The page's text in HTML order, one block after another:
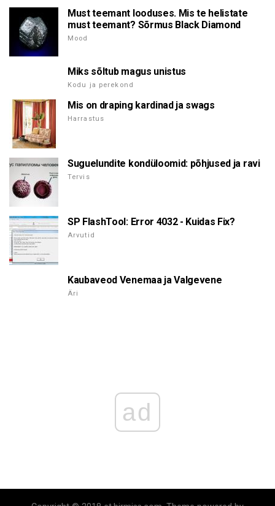
Must teemant looduses. Mis te helistate
must teemant? Sõrmus Black Diamond
Mood
Miks sõltub magus unistus
Kodu ja perekond
Mis on draping kardinad ja swags
Harrastus
Suguelundite kondüloomid: põhjused ja ravi
Tervis
SP FlashTool: Error 4032 - Kuidas Fix?
Arvutid
Kaubaveod Venemaa ja Valgevene
Äri
ad